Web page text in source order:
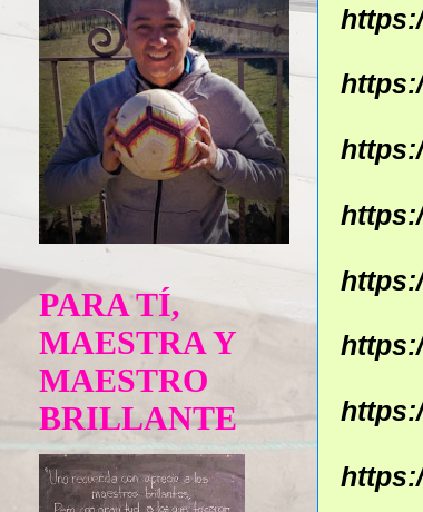
PARA TÍ,
MAESTRA Y
MAESTRO
BRILLANTE